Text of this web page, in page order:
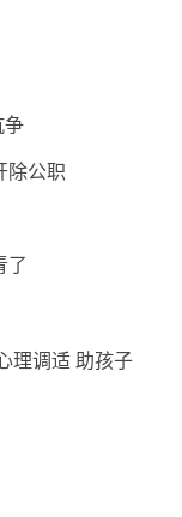
争
除公职
了
理调适 助孩子